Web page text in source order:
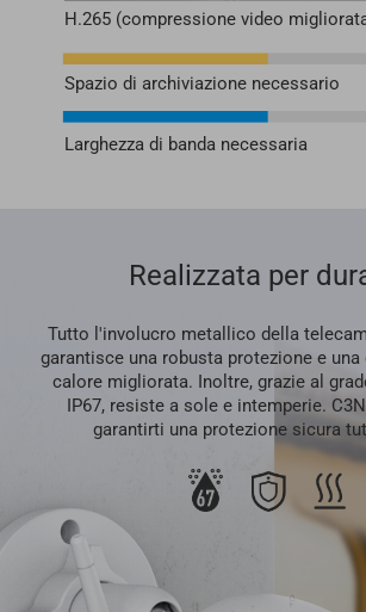
H.265 (compressione video
Spazio di archiviazione necessario
Larghezza di banda necessaria
Realizzata per
Tutto l'involucro metallico della
garantisce una robusta protezione e una
calore migliorata. Inoltre, grazie al
IP67, resiste a sole e intemperie.
garantirti una protezione sicura